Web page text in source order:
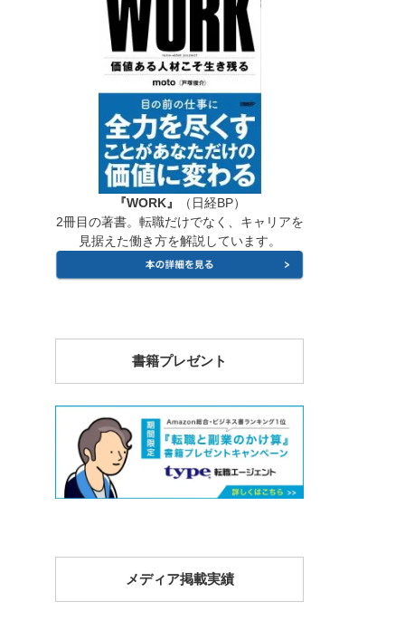
『WORK』
（日経BP）
2冊目の著書。転職だけでなく、キャリアを
見据えた働き方を解説しています。
書籍プレゼント
メディア掲載実績